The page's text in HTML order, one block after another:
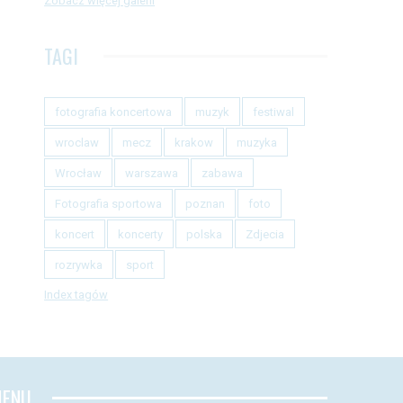
TAGI
fotografia koncertowa muzyk festiwal
wroclaw mecz krakow muzyka
Wrocław warszawa zabawa
Fotografia sportowa poznan foto
koncert koncerty polska Zdjecia
rozrywka sport
Index tagów